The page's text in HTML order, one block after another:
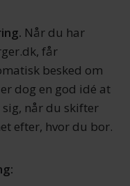
Når du har
får
besked om
dog en god idé at
når du skifter
efter, hvor du bor.